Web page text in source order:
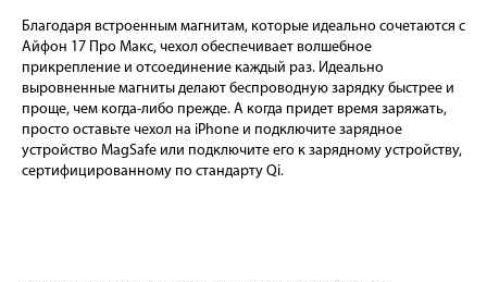
Благодаря встроенным магнитам, которые идеально сочетаются с
Айфон 17 Про Макс, чехол обеспечивает волшебное
прикрепление и отсоединение каждый раз. Идеально
выровненные магниты делают беспроводную зарядку быстрее и
проще, чем когда-либо прежде. А когда придет время заряжать,
просто оставьте чехол на iPhone и подключите зарядное
устройство MagSafe или подключите его к зарядному устройству,
сертифицированному по стандарту Qi.